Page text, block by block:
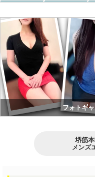
フォトギ
堺筋
メンズ